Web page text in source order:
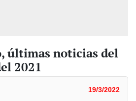
últimas noticias del
2021
19/3/2022